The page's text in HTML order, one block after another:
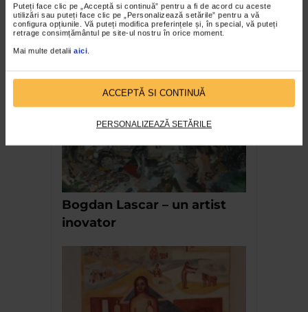
Puteți face clic pe „Acceptă si continuă” pentru a fi de acord cu aceste
utilizări sau puteți face clic pe „Personalizează setările” pentru a vă
configura opțiunile. Vă puteți modifica preferințele și, în special, vă puteți
retrage consimțământul pe site-ul nostru în orice moment.
Mai multe detalii aici
ACCEPTĂ SI CONTINUĂ
PERSONALIZEAZĂ SETĂRILE
Nicolae Tonitza – Pictor al copiilor
171 vizualizari
RECOMANDĂRI
Bogdan Lascar – un artist
inovator